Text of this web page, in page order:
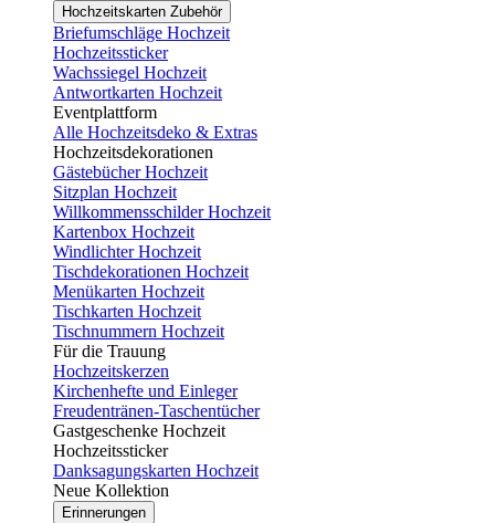
Hochzeitskarten Zubehör
Briefumschläge Hochzeit
Hochzeitssticker
Wachssiegel Hochzeit
Antwortkarten Hochzeit
Eventplattform
Alle Hochzeitsdeko & Extras
Hochzeitsdekorationen
Gästebücher Hochzeit
Sitzplan Hochzeit
Willkommensschilder Hochzeit
Kartenbox Hochzeit
Windlichter Hochzeit
Tischdekorationen Hochzeit
Menükarten Hochzeit
Tischkarten Hochzeit
Tischnummern Hochzeit
Für die Trauung
Hochzeitskerzen
Kirchenhefte und Einleger
Freudentränen-Taschentücher
Gastgeschenke Hochzeit
Hochzeitssticker
Danksagungskarten Hochzeit
Neue Kollektion
Erinnerungen